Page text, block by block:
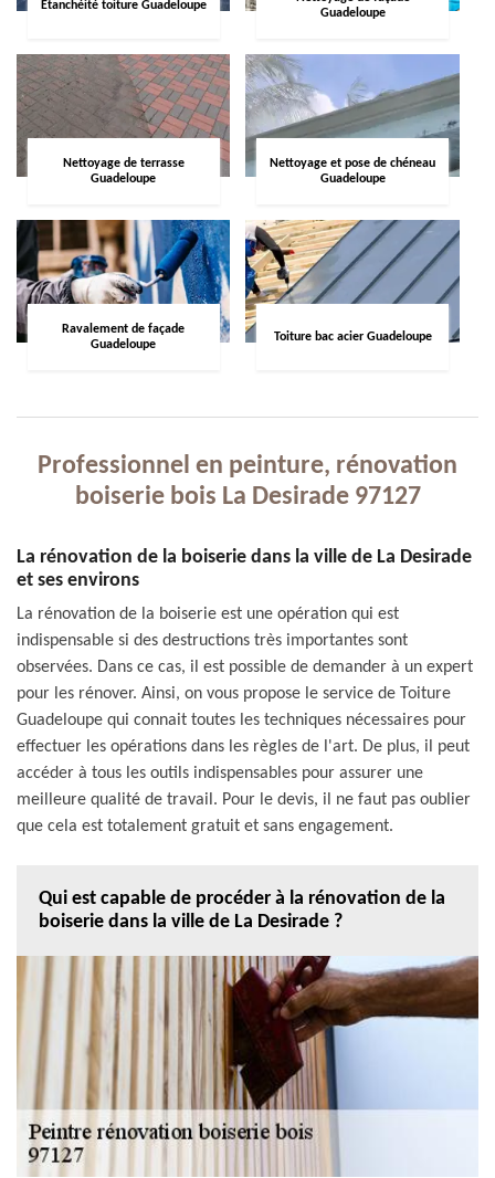
Etanchéité toiture Guadeloupe
Guadeloupe
Nettoyage de terrasse
Guadeloupe
Nettoyage et pose de chéneau
Guadeloupe
Ravalement de façade
Guadeloupe
Toiture bac acier Guadeloupe
Professionnel en peinture, rénovation
boiserie bois La Desirade 97127
La rénovation de la boiserie dans la ville de La Desirade
et ses environs
La rénovation de la boiserie est une opération qui est
indispensable si des destructions très importantes sont
observées. Dans ce cas, il est possible de demander à un expert
pour les rénover. Ainsi, on vous propose le service de Toiture
Guadeloupe qui connait toutes les techniques nécessaires pour
effectuer les opérations dans les règles de l'art. De plus, il peut
accéder à tous les outils indispensables pour assurer une
meilleure qualité de travail. Pour le devis, il ne faut pas oublier
que cela est totalement gratuit et sans engagement.
Qui est capable de procéder à la rénovation de la
boiserie dans la ville de La Desirade ?